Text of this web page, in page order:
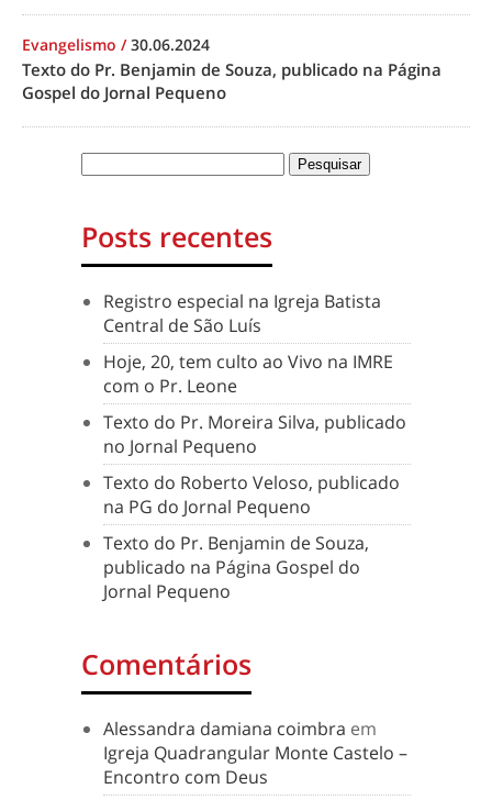
Evangelismo /30.06.2024
Texto do Pr. Benjamin de Souza, publicado na Página
Gospel do Jornal Pequeno
Posts recentes
Registro especial na Igreja Batista
Central de São Luís
Hoje, 20, tem culto ao Vivo na IMRE
com o Pr. Leone
Texto do Pr. Moreira Silva, publicado
no Jornal Pequeno
Texto do Roberto Veloso, publicado
na PG do Jornal Pequeno
Texto do Pr. Benjamin de Souza,
publicado na Página Gospel do
Jornal Pequeno
Comentários
Alessandra damiana coimbra em
Igreja Quadrangular Monte Castelo –
Encontro com Deus